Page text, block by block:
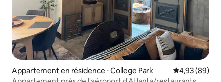
Appartement en résidence ⋅ College Park Évaluation
4,93 (89)